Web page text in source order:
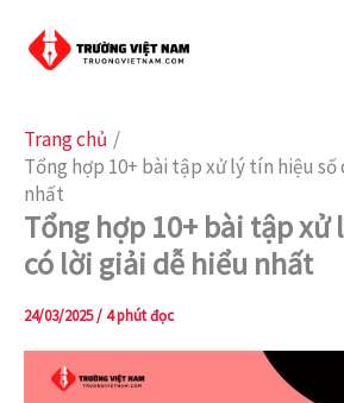
Trang chủ
Tổng hợp 10+ bài tập xử lý tín hiệu số
nhất
Tổng hợp 10+ bài tập xử
có lời giải dễ hiểu nhất
24/03/2025/4 phút đọc